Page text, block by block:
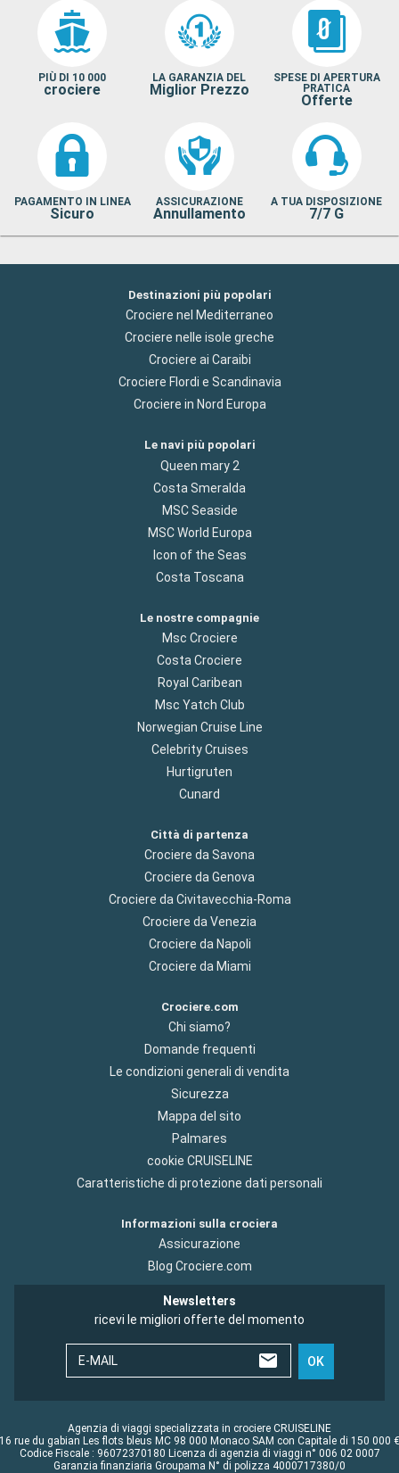
PIÙ DI 10 000
crociere
LA GARANZIA DEL
Miglior Prezzo
SPESE DI APERTURA
PRATICA
Offerte
PAGAMENTO IN LINEA
Sicuro
ASSICURAZIONE
Annullamento
A TUA DISPOSIZIONE
7/7 G
Destinazioni più popolari
Crociere nel Mediterraneo
Crociere nelle isole greche
Crociere ai Caraibi
Crociere Flordi e Scandinavia
Crociere in Nord Europa
Le navi più popolari
Queen mary 2
Costa Smeralda
MSC Seaside
MSC World Europa
Icon of the Seas
Costa Toscana
Le nostre compagnie
Msc Crociere
Costa Crociere
Royal Caribean
Msc Yatch Club
Norwegian Cruise Line
Celebrity Cruises
Hurtigruten
Cunard
Città di partenza
Crociere da Savona
Crociere da Genova
Crociere da Civitavecchia-Roma
Crociere da Venezia
Crociere da Napoli
Crociere da Miami
Crociere.com
Chi siamo?
Domande frequenti
Le condizioni generali di vendita
Sicurezza
Mappa del sito
Palmares
cookie CRUISELINE
Caratteristiche di protezione dati personali
Informazioni sulla crociera
Assicurazione
Blog Crociere.com
Newsletters
ricevi le migliori offerte del momento
E-MAIL OK
Agenzia di viaggi specializzata in crociere CRUISELINE
16 rue du gabian Les flots bleus MC 98 000 Monaco SAM con Capitale di 150 000 €
Codice Fiscale : 96072370180 Licenza di agenzia di viaggi n° 006 02 0007
Garanzia finanziaria Groupama N° di polizza 4000717380/0